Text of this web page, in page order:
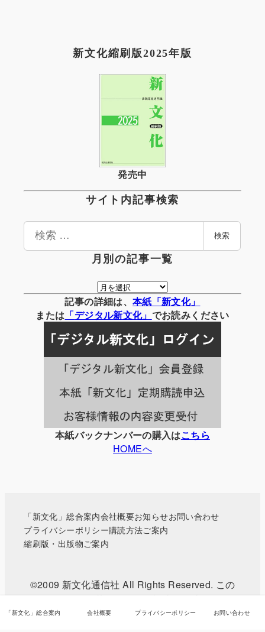
新文化縮刷版2025年版
発売中
サイト内記事検索
検
検索
月別の記事一覧
月
別
の
事
一
覧
記事の詳細は、 本紙「新文化」
または 「デジタル新文化」 でお読みください
本紙バックナンバーの購入はこちら
HOMEへ
「新文化」総合案内会社概要お知らせお問い合わせ
プライバシーポリシー購読方法ご案内
縮刷版・出版物ご案内
©2009 新文化通信社 All Rights Reserved. この
WEBサイトに掲載されている記事・写真などの無
断転載を禁じます。
「新文化」総合案内 会社概要 プライバシーポリシー お問い合わせ